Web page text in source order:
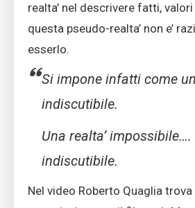
realta’ nel descrivere fatti,
questa pseudo-realta’ non e’
esserlo.
Si impone infatti come
indiscutibile.
Una realta’ impossibile….
indiscutibile.
Nel video Roberto Quaglia